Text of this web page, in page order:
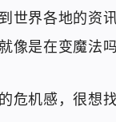
世界各地的资
像是在变魔法
危机感，很想